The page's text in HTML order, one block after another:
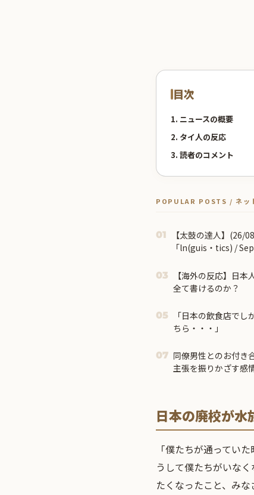
目次
1. ニュースの概要
2. タイ人の反応
3. 読者のコメント
POPULAR POSTS / ネッ
01
【太鼓の達人】(26/
「ln(guis・tics) /
03
【海外の反応】日
全て書けるのか？
05
「日本の飲食店で
ちら・・・」
07 同僚男性とのお付き
主張を振りかざす感
日本の廃校が水
「僕たちが通ってい
うして僕たちがいな
たくなったこと、み